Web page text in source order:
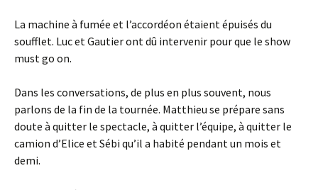
La machine à fumée et l’accordéon étaient épuisés du
soufflet. Luc et Gautier ont dû intervenir pour que le show
must go on.
Dans les conversations, de plus en plus souvent, nous
parlons de la fin de la tournée. Matthieu se prépare sans
doute à quitter le spectacle, à quitter l’équipe, à quitter le
camion d’Elice et Sébi qu’il a habité pendant un mois et
demi.